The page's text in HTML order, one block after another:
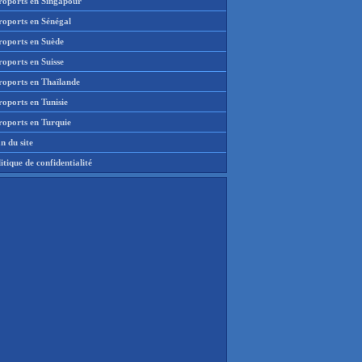
en Sénégal
en Suède
en Suisse
en Thaïlande
en Tunisie
en Turquie
du site
de confidentialité